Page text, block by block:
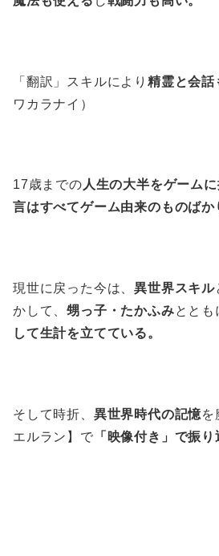
「翻訳」スキルにより 精霊と会話
ワカラナイ）
17歳までの人生の大半をゲーム
言はすべてゲーム由来のものばか
現世に戻った今は、異世界スキル
かして、甥っ子・たかふみととも
して生計を立てている。
そして時折、 異世界時代の記憶を
エルラン】で 「映像付き」で振り